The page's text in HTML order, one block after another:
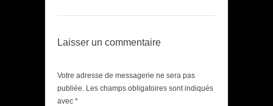
Laisser un commentaire
Votre adresse de messagerie ne sera pas
publiée. Les champs obligatoires sont indiqués
avec *